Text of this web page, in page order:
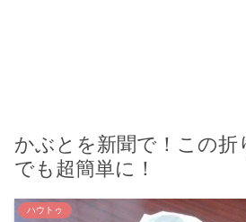
かぶとを新聞で！この折
でも超簡単に！
ハウトゥ